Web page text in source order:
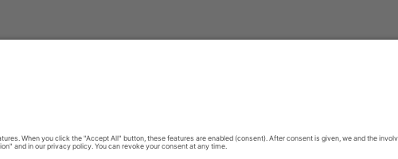
E: info@sauerland.com